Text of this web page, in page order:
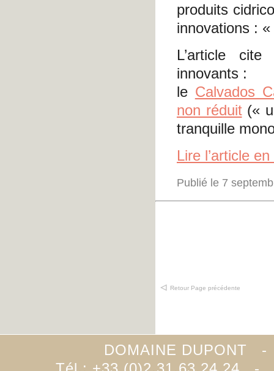
produits
innovations :
L’article
innovants :
le Calvados
non réduit(«
tranquille
Lire l’article
Publié le 7
Retour Page précédente
DOMAINE DUPONT